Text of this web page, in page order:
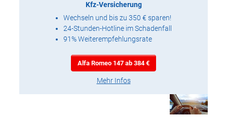
Kfz-Versicherung
Wechseln und bis zu 350 € sparen!
24-Stunden-Hotline im Schadenfall
91% Weiterempfehlungsrate
Alfa Romeo 147 ab 384 €
Mehr Infos